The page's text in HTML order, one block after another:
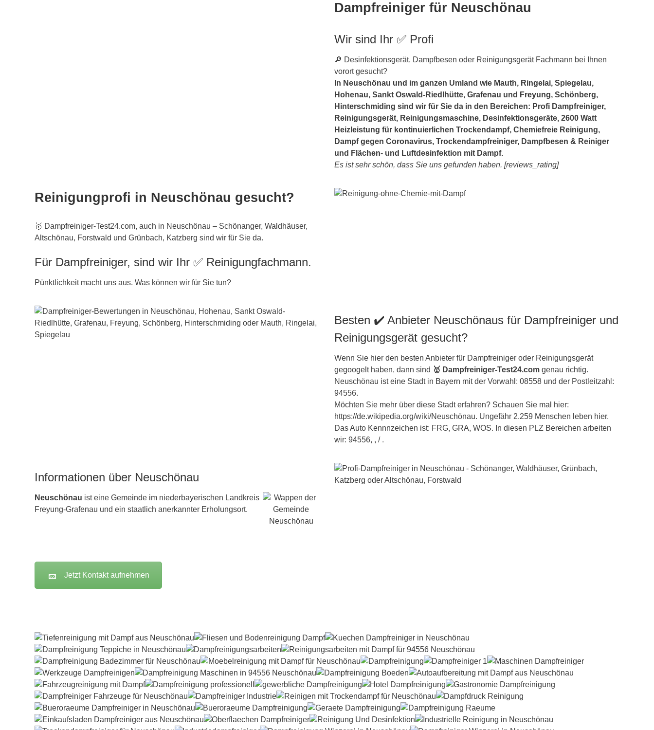
Dampfreiniger für Neuschönau
Wir sind Ihr ✅ Profi
🔎 Desinfektionsgerät, Dampfbesen oder Reinigungsgerät Fachmann bei Ihnen
vorort gesucht?
In Neuschönau und im ganzen Umland wie Mauth, Ringelai, Spiegelau,
Hohenau, Sankt Oswald-Riedlhütte, Grafenau und Freyung, Schönberg,
Hinterschmiding sind wir für Sie da in den Bereichen: Profi Dampfreiniger,
Reinigungsgerät, Reinigungsmaschine, Desinfektionsgeräte, 2600 Watt
Heizleistung für kontinuierlichen Trockendampf, Chemiefreie Reinigung,
Dampf gegen Coronavirus, Trockendampfreiniger, Dampfbesen & Reiniger
und Flächen- und Luftdesinfektion mit Dampf.
Es ist sehr schön, dass Sie uns gefunden haben. [reviews_rating]
Reinigungprofi in Neuschönau gesucht?
🥇 Dampfreiniger-Test24.com, auch in Neuschönau – Schönanger, Waldhäuser,
Altschönau, Forstwald und Grünbach, Katzberg sind wir für Sie da.
Für Dampfreiniger, sind wir Ihr ✅ Reinigungfachmann.
Pünktlichkeit macht uns aus. Was können wir für Sie tun?
Besten ✔️ Anbieter Neuschönaus für Dampfreiniger und
Reinigungsgerät gesucht?
Wenn Sie hier den besten Anbieter für Dampfreiniger oder Reinigungsgerät
gegoogelt haben, dann sind 🥇 Dampfreiniger-Test24.com genau richtig.
Neuschönau ist eine Stadt in Bayern mit der Vorwahl: 08558 und der Postleitzahl:
94556.
Möchten Sie mehr über diese Stadt erfahren? Schauen Sie mal hier:
https://de.wikipedia.org/wiki/Neuschönau. Ungefähr 2.259 Menschen leben hier.
Das Auto Kennnzeichen ist: FRG, GRA, WOS. In diesen PLZ Bereichen arbeiten
wir: 94556, , / .
Informationen über Neuschönau
Neuschönau ist eine Gemeinde im niederbayerischen Landkreis
Freyung-Grafenau und ein staatlich anerkannter Erholungsort.
Jetzt Kontakt aufnehmen